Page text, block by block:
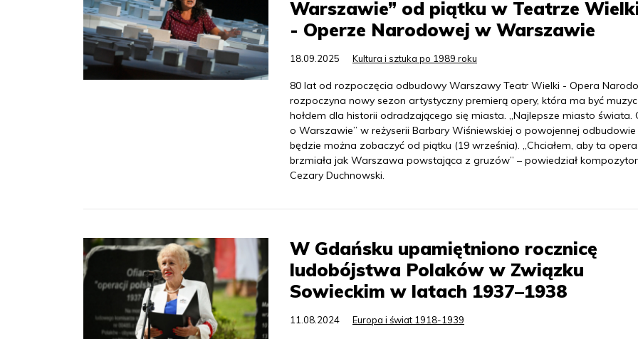
Warszawie” od piątku w Teatrze
- Operze Narodowej w Warszawie
18.09.2025 Kultura i sztuka po 1989 roku
80 lat od rozpoczęcia odbudowy Warszawy Teatr Wielki - Opera
rozpoczyna nowy sezon artystyczny premierą opery, która ma być
hołdem dla historii odradzającego się miasta. „Najlepsze miasto świata.
o Warszawie” w reżyserii Barbary Wiśniewskiej o powojennej odbudowie
będzie można zobaczyć od piątku (19 września). „Chciałem, aby ta opera
brzmiała jak Warszawa powstająca z gruzów” – powiedział kompozytor
Cezary Duchnowski.
W Gdańsku upamiętniono rocznicę
ludobójstwa Polaków w Związku
Sowieckim w latach 1937–1938
11.08.2024 Europa i świat 1918-1939